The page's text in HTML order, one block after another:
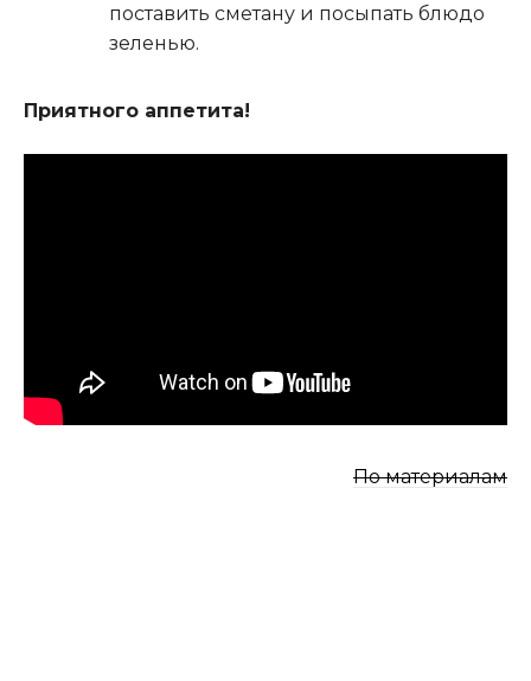
поставить сметану и посыпать блюдо
зеленью.
Приятного аппетита!
По материалам